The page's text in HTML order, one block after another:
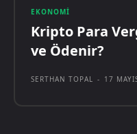
EKONOMI
Kripto Para
ve Ödenir?
SERTHAN TOPAL - 17